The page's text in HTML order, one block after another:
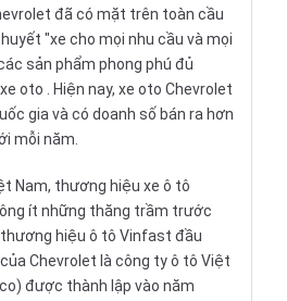
đã có mặt trên toàn cầu
"xe cho mọi nhu cầu và mọi
sản phẩm phong phú đủ
oto . Hiện nay, xe oto Chevrolet
gia và có doanh số bán ra hơn
mỗi năm.
Nam, thương hiệu xe ô tô
ít những thăng trầm trước
hiệu ô tô Vinfast đầu
Chevrolet là công ty ô tô Việt
) được thành lập vào năm